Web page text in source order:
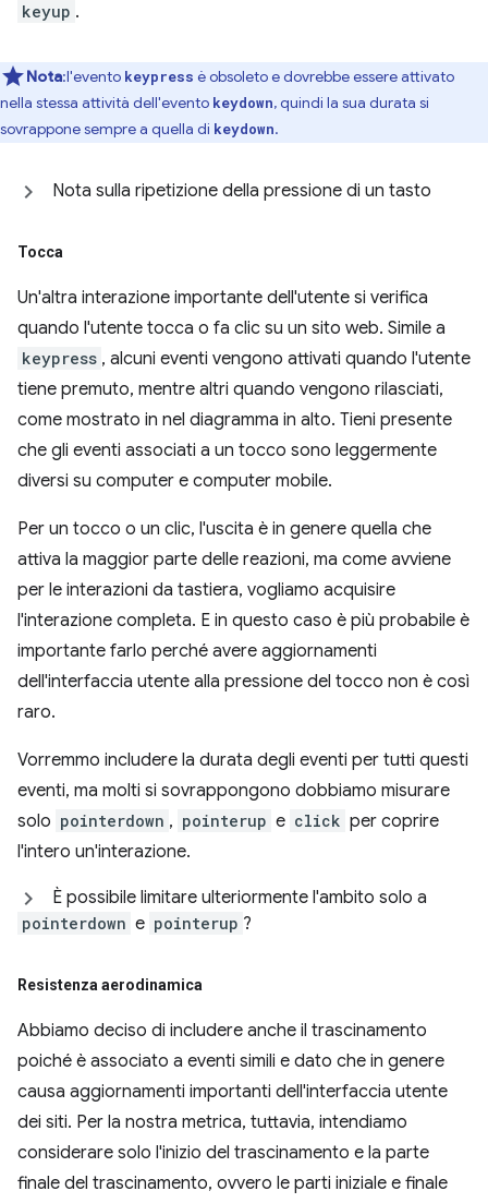
keyup .
Nota:l'evento keypress è obsoleto e dovrebbe essere attivato
nella stessa attività dell'evento keydown, quindi la sua durata si
sovrappone sempre a quella di keydown.
Nota sulla ripetizione della pressione di un tasto
Tocca
Un'altra interazione importante dell'utente si verifica
quando l'utente tocca o fa clic su un sito web. Simile a
keypress , alcuni eventi vengono attivati quando l'utente
tiene premuto, mentre altri quando vengono rilasciati,
come mostrato in nel diagramma in alto. Tieni presente
che gli eventi associati a un tocco sono leggermente
diversi su computer e computer mobile.
Per un tocco o un clic, l'uscita è in genere quella che
attiva la maggior parte delle reazioni, ma come avviene
per le interazioni da tastiera, vogliamo acquisire
l'interazione completa. E in questo caso è più probabile è
importante farlo perché avere aggiornamenti
dell'interfaccia utente alla pressione del tocco non è così
raro.
Vorremmo includere la durata degli eventi per tutti questi
eventi, ma molti si sovrappongono dobbiamo misurare
solo pointerdown , pointerup e click per coprire
l'intero un'interazione.
È possibile limitare ulteriormente l'ambito solo a
pointerdown e pointerup ?
Resistenza aerodinamica
Abbiamo deciso di includere anche il trascinamento
poiché è associato a eventi simili e dato che in genere
causa aggiornamenti importanti dell'interfaccia utente
dei siti. Per la nostra metrica, tuttavia, intendiamo
considerare solo l'inizio del trascinamento e la parte
finale del trascinamento, ovvero le parti iniziale e finale